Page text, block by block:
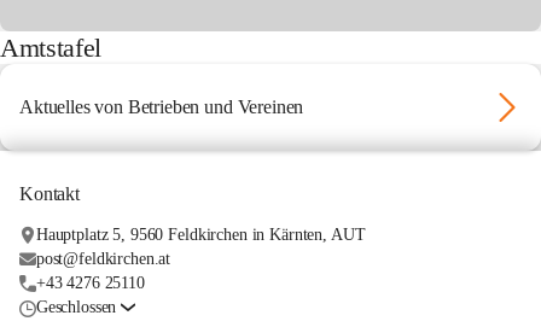
Amtstafel
Aktuelles von Betrieben und Vereinen
Kontakt
Hauptplatz 5, 9560 Feldkirchen in Kärnten, AUT
post@feldkirchen.at
+43 4276 25110
Geschlossen